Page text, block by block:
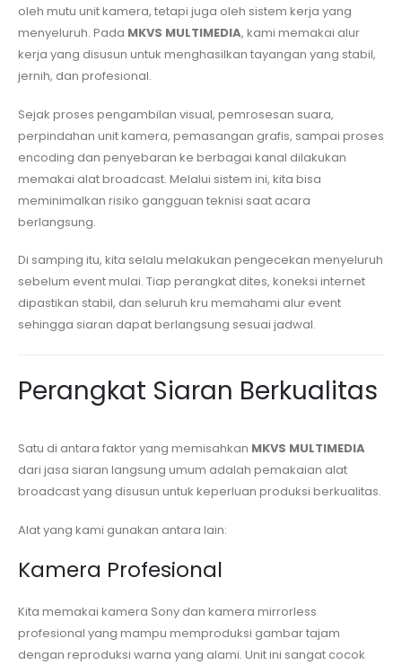
oleh mutu unit kamera, tetapi juga oleh sistem kerja yang
menyeluruh. Pada MKVS MULTIMEDIA, kami memakai alur
kerja yang disusun untuk menghasilkan tayangan yang stabil,
jernih, dan profesional.
Sejak proses pengambilan visual, pemrosesan suara,
perpindahan unit kamera, pemasangan grafis, sampai proses
encoding dan penyebaran ke berbagai kanal dilakukan
memakai alat broadcast. Melalui sistem ini, kita bisa
meminimalkan risiko gangguan teknisi saat acara
berlangsung.
Di samping itu, kita selalu melakukan pengecekan menyeluruh
sebelum event mulai. Tiap perangkat dites, koneksi internet
dipastikan stabil, dan seluruh kru memahami alur event
sehingga siaran dapat berlangsung sesuai jadwal.
Perangkat Siaran Berkualitas
Satu di antara faktor yang memisahkan MKVS MULTIMEDIA
dari jasa siaran langsung umum adalah pemakaian alat
broadcast yang disusun untuk keperluan produksi berkualitas.
Alat yang kami gunakan antara lain:
Kamera Profesional
Kita memakai kamera Sony dan kamera mirrorless
profesional yang mampu memproduksi gambar tajam
dengan reproduksi warna yang alami. Unit ini sangat cocok